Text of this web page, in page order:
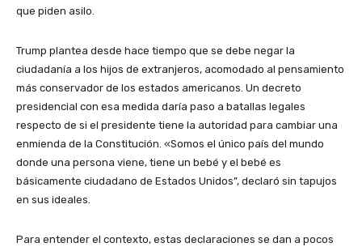
que piden asilo.
Trump plantea desde hace tiempo que se debe negar la
ciudadanía a los hijos de extranjeros, acomodado al pensamiento
más conservador de los estados americanos. Un decreto
presidencial con esa medida daría paso a batallas legales
respecto de si el presidente tiene la autoridad para cambiar una
enmienda de la Constitución. «Somos el único país del mundo
donde una persona viene, tiene un bebé y el bebé es
básicamente ciudadano de Estados Unidos”, declaró sin tapujos
en sus ideales.
Para entender el contexto, estas declaraciones se dan a pocos